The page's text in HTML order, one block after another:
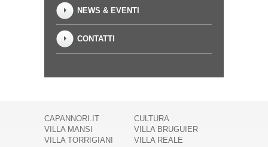
NEWS & EVENTI
CONTATTI
CAPANNORI.IT
CULTURA
VILLA MANSI
VILLA BRUGUIER
VILLA TORRIGIANI
VILLA REALE